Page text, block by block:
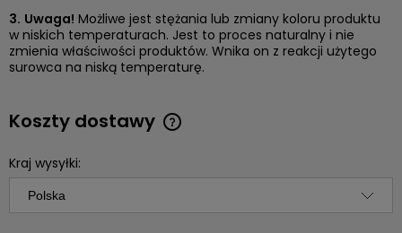
3. Uwaga! Możliwe jest stężania lub zmiany koloru produktu
w niskich temperaturach. Jest to proces naturalny i nie
zmienia właściwości produktów. Wnika on z reakcji użytego
surowca na niską temperaturę.
Koszty dostawy
Cena nie zawiera ewentualnych kosztów płatności
Kraj wysyłki: